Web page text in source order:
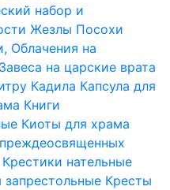
набор и
Жезлы Посохи
Облачения на
Завеса на царские врата
Кадила Капсула для
Книги
Киоты для храма
Крестики нательные
Кресты